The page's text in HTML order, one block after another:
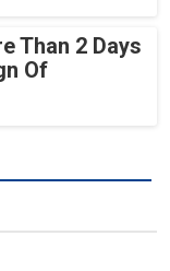
Than 2 Days
Of